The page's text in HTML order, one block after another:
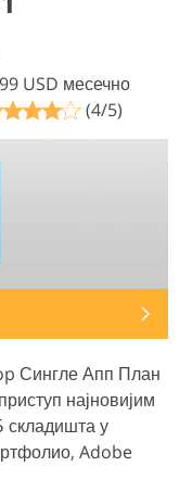
USD месечно
(4/5)
Сингле Апп План
најновијим
складишта у
Adobe